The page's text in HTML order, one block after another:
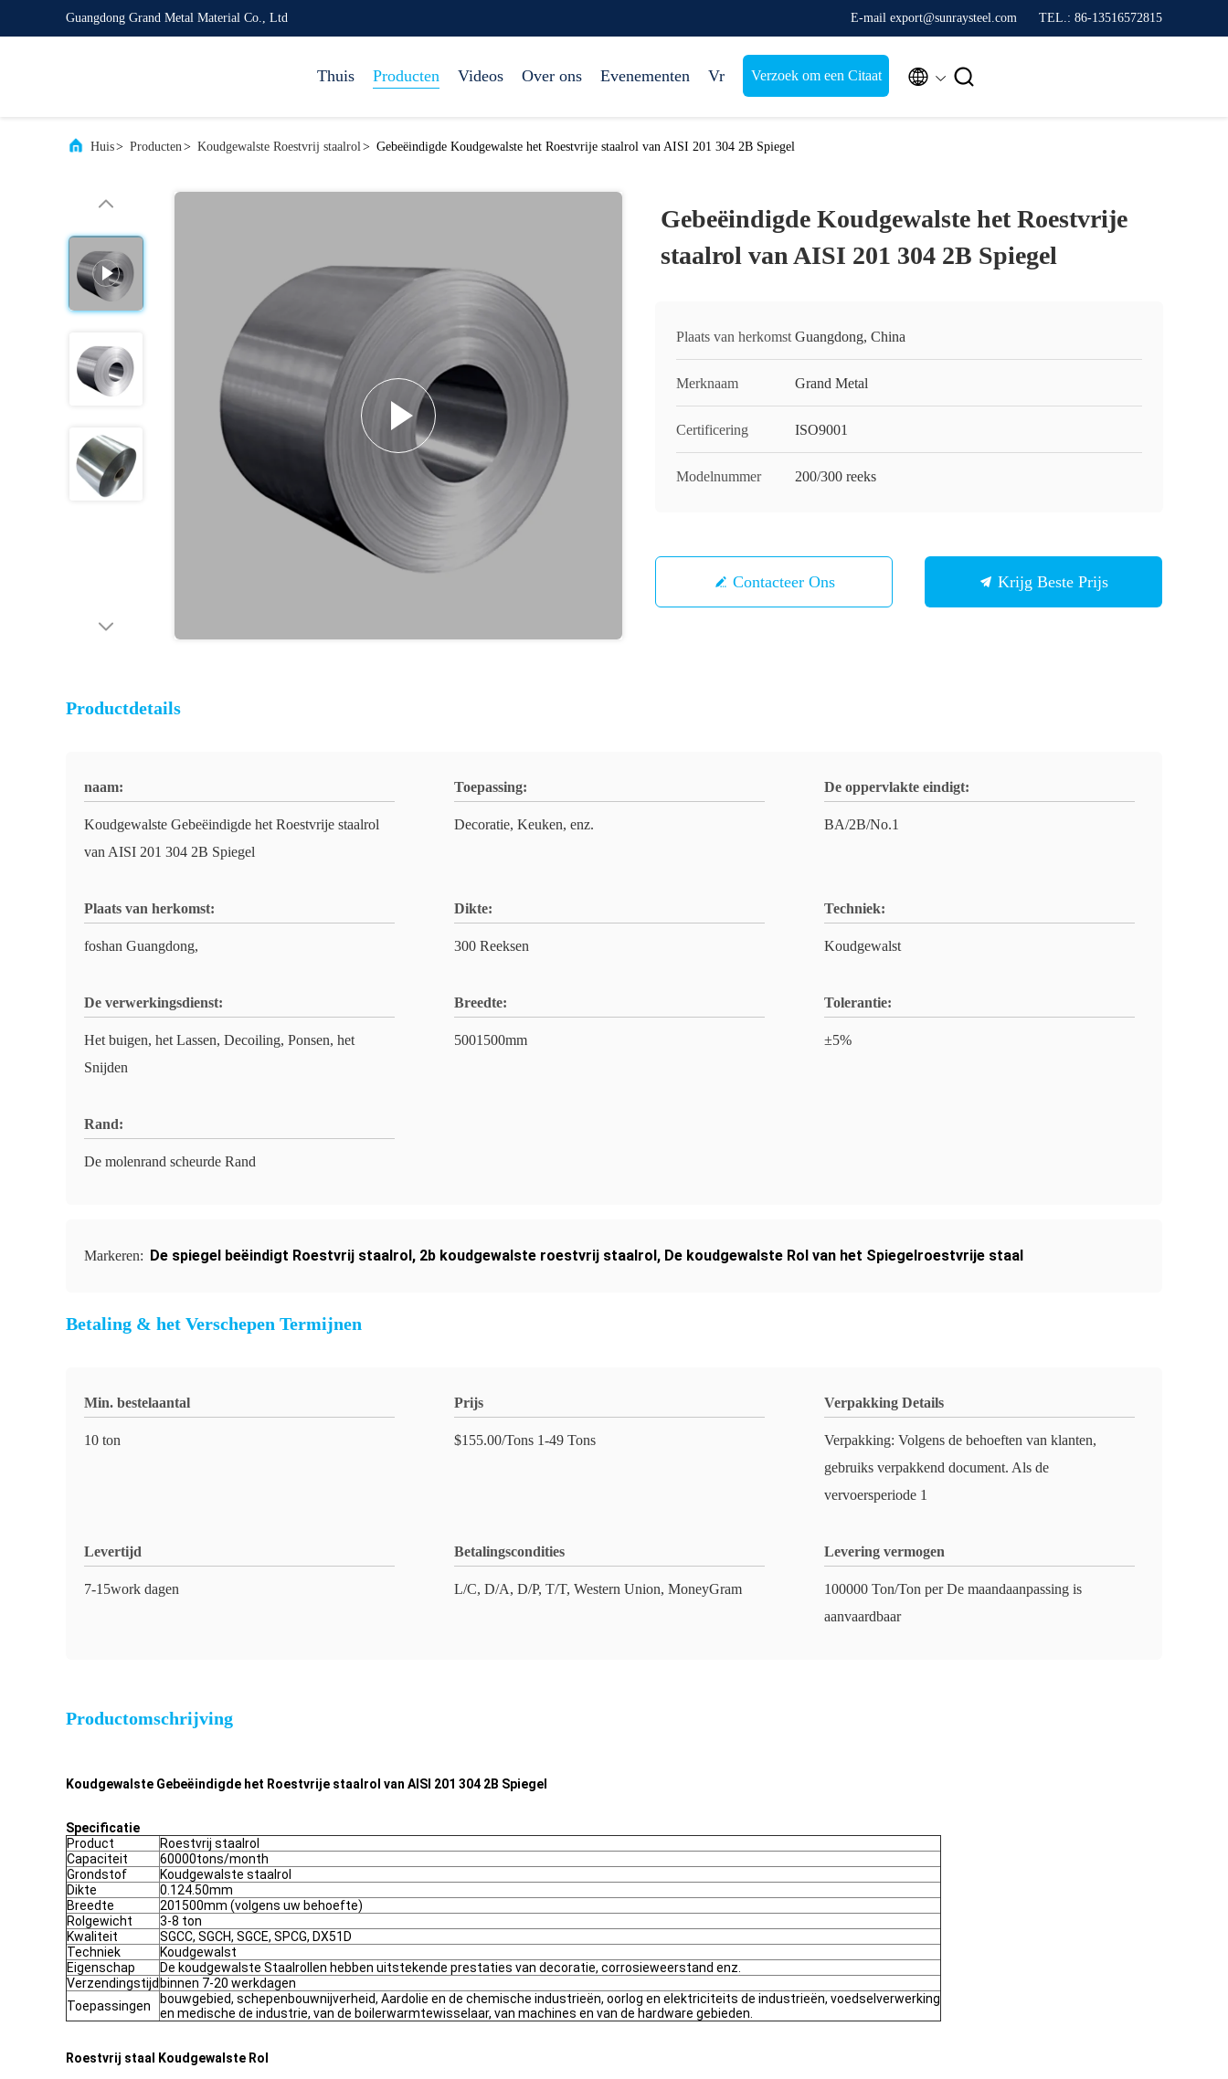
Guangdong Grand Metal Material Co., Ltd E-mail export@sunraysteel.com TEL.: 86-13516572815
Thuis Producten Videos Over ons Evenementen Vr Verzoek om een Citaat  
Huis> Producten> Koudgewalste Roestvrij staalrol> Gebeëindigde Koudgewalste het Roestvrije staalrol van AISI 201 304 2B Spiegel
Gebeëindigde Koudgewalste het Roestvrije
staalrol van AISI 201 304 2B Spiegel
Plaats van herkomst Guangdong, China
Merknaam Grand Metal
Certificering ISO9001
Modelnummer 200/300 reeks
Contacteer Ons Krijg Beste Prijs
Productdetails
naam:
Koudgewalste Gebeëindigde het Roestvrije staalrol
van AISI 201 304 2B Spiegel
Toepassing:
Decoratie, Keuken, enz.
De oppervlakte eindigt:
BA/2B/No.1
Plaats van herkomst:
foshan Guangdong,
Dikte:
300 Reeksen
Techniek:
Koudgewalst
De verwerkingsdienst:
Het buigen, het Lassen, Decoiling, Ponsen, het
Snijden
Breedte:
5001500mm
Tolerantie:
±5%
Rand:
De molenrand scheurde Rand
Markeren: De spiegel beëindigt Roestvrij staalrol, 2b koudgewalste roestvrij staalrol, De koudgewalste Rol van het Spiegelroestvrije staal
Betaling & het Verschepen Termijnen
Min. bestelaantal
10 ton
Prijs
$155.00/Tons 1-49 Tons
Verpakking Details
Verpakking: Volgens de behoeften van klanten,
gebruiks verpakkend document. Als de
vervoersperiode 1
Levertijd
7-15work dagen
Betalingscondities
L/C, D/A, D/P, T/T, Western Union, MoneyGram
Levering vermogen
100000 Ton/Ton per De maandaanpassing is
aanvaardbaar
Productomschrijving
Koudgewalste Gebeëindigde het Roestvrije staalrol van AISI 201 304 2B Spiegel
Specificatie
Product
Roestvrij staalrol
Capaciteit
60000tons/month
Grondstof
Koudgewalste staalrol
Dikte
0.124.50mm
Breedte
201500mm (volgens uw behoefte)
Rolgewicht
3-8 ton
Kwaliteit
SGCC, SGCH, SGCE, SPCG, DX51D
Techniek
Koudgewalst
Eigenschap
De koudgewalste Staalrollen hebben uitstekende prestaties van decoratie, corrosieweerstand enz.
Verzendingstijd binnen 7-20 werkdagen
Toepassingen
bouwgebied, schepenbouwnijverheid, Aardolie en de chemische industrieën, oorlog en elektriciteits de industrieën, voedselverwerking
en medische de industrie, van de boilerwarmtewisselaar, van machines en van de hardware gebieden.
Roestvrij staal Koudgewalste Rol